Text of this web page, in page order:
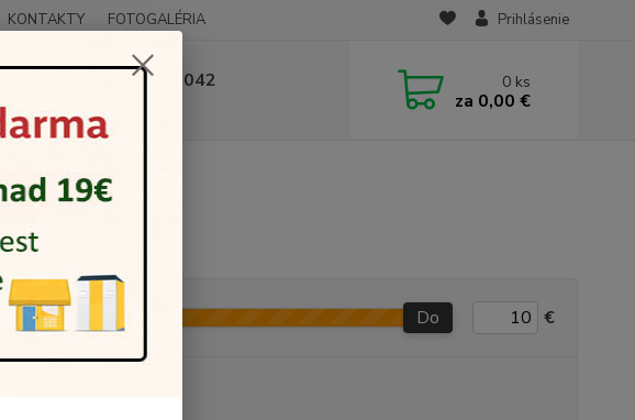
KONTAKTY FOTOGALÉRIA Prihlásenie
0948 236 042 0 ks
za 0,00 €
Do €